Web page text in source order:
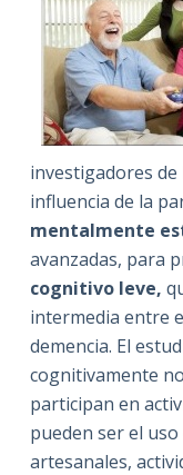
investigadores de
influencia de la
mentalmente
avanzadas, para
cognitivo leve,
intermedia entre
demencia. El
cognitivamente
participan en
pueden ser el
artesanales,